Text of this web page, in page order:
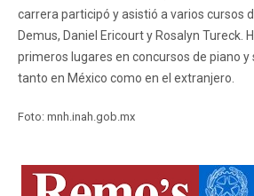
carrera participó y asistió a varios cursos
Demus, Daniel Ericourt y Rosalyn Tureck.
primeros lugares en concursos de piano y
tanto en México como en el extranjero.
Foto: mnh.inah.gob.mx